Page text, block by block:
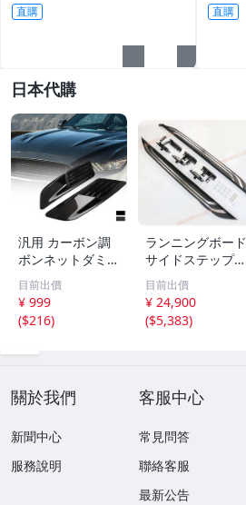
直購 直購
日本代購
汎用 カーボン調
ボンネットダミー
ダクト エンジン
フード飾り 外装
ドレスアップ ボ
ディステッカー
目前出價
¥ 999
($216)
ランニングボード
サイドステップ
アルミバー カス
タム トヨタRAV4
用2019 2020 202
1 2022
目前出價
¥ 24,900
($5,383)
關於我們
新聞中心
服務說明
客服中心
常見問答
聯絡客服
最新公告